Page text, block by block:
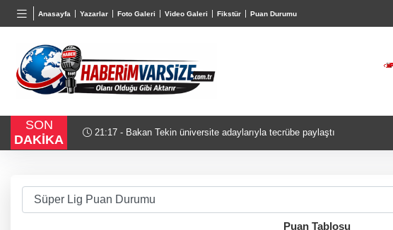
Anasayfa Yazarlar Foto Galeri Video Galeri Fikstür Puan Durumu
TND
16,2366%-0,02
BGN
27,9743%-0,22
0,0018
SON
DAKİKA
21:17 - Bakan Tekin üniversite adaylarıyla tecrübe paylaştı
Puan Tablosu